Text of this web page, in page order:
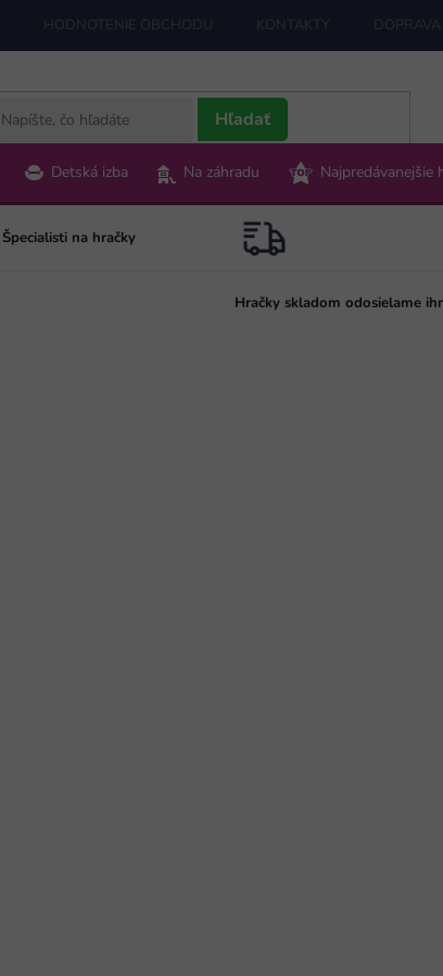
HODNOTENIE OBCHODU KONTAKTY
Hľadať
Detská izba Na záhradu Najpredávanejšie
Špecialisti na hračky
Hračky skladom odosielame